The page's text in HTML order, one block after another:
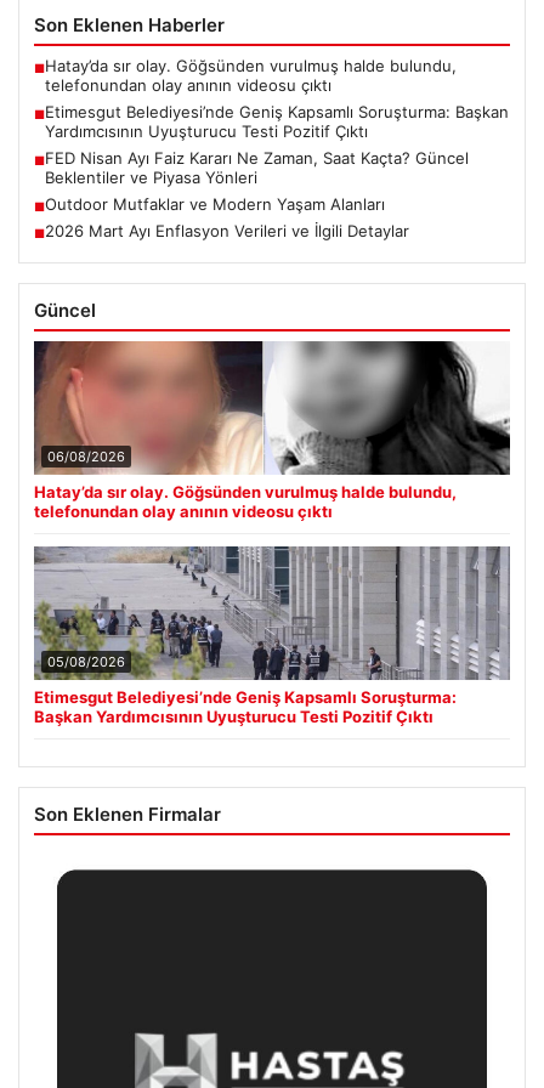
Son Eklenen Haberler
■Hatay’da sır olay. Göğsünden vurulmuş halde bulundu,
telefonundan olay anının videosu çıktı
■Etimesgut Belediyesi’nde Geniş Kapsamlı Soruşturma: Başkan
Yardımcısının Uyuşturucu Testi Pozitif Çıktı
■FED Nisan Ayı Faiz Kararı Ne Zaman, Saat Kaçta? Güncel
Beklentiler ve Piyasa Yönleri
■Outdoor Mutfaklar ve Modern Yaşam Alanları
■2026 Mart Ayı Enflasyon Verileri ve İlgili Detaylar
Güncel
06/08/2026
Hatay’da sır olay. Göğsünden vurulmuş halde bulundu,
telefonundan olay anının videosu çıktı
05/08/2026
Etimesgut Belediyesi’nde Geniş Kapsamlı Soruşturma:
Başkan Yardımcısının Uyuşturucu Testi Pozitif Çıktı
Son Eklenen Firmalar